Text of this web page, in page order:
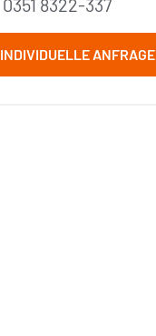
0351 8322-337
INDIVIDUELLE ANFRAGE